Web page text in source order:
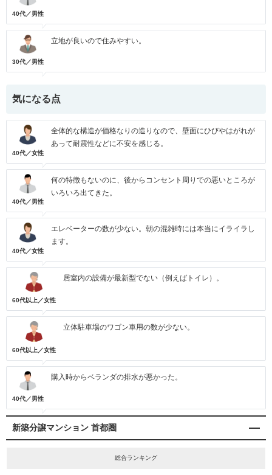
40代／男性
30代／男性
立地が良いので住みやすい。
気になる点
40代／女性
全体的な構造が価格なりの造りなので、壁面にひびやはがれが
あって耐震性などに不安を感じる。
40代／男性
何の特徴もないのに、後からコンセント周りでの悪いところが
いろいろ出てきた。
40代／女性
エレベーターの数が少ない。朝の混雑時には本当にイライラし
ます。
60代以上／女性
居室内の設備が最新型でない（例えばトイレ）。
60代以上／女性
立体駐車場のワゴン車用の数が少ない。
40代／男性
購入時からベランダの排水が悪かった。
新築分譲マンション 首都圏
総合ランキング